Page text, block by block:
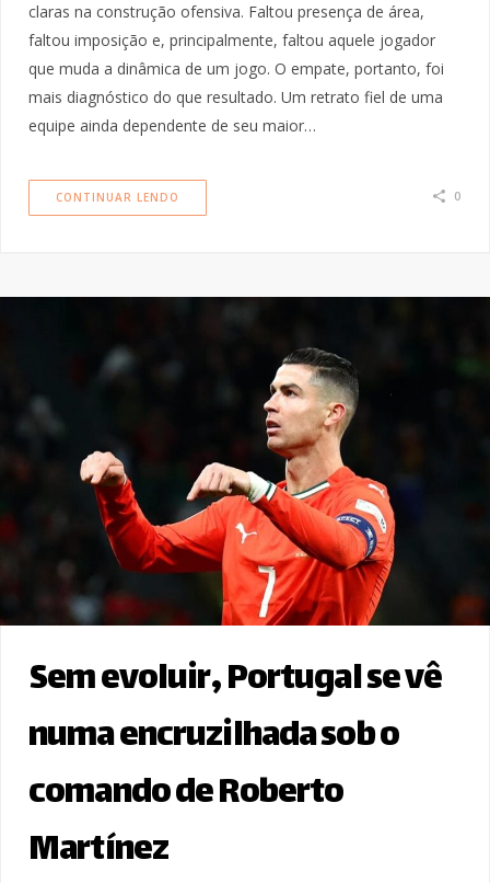
claras na construção ofensiva. Faltou presença de área,
faltou imposição e, principalmente, faltou aquele jogador
que muda a dinâmica de um jogo. O empate, portanto, foi
mais diagnóstico do que resultado. Um retrato fiel de uma
equipe ainda dependente de seu maior…
CONTINUAR LENDO 0
Sem evoluir, Portugal se vê
numa encruzilhada sob o
comando de Roberto
Martínez